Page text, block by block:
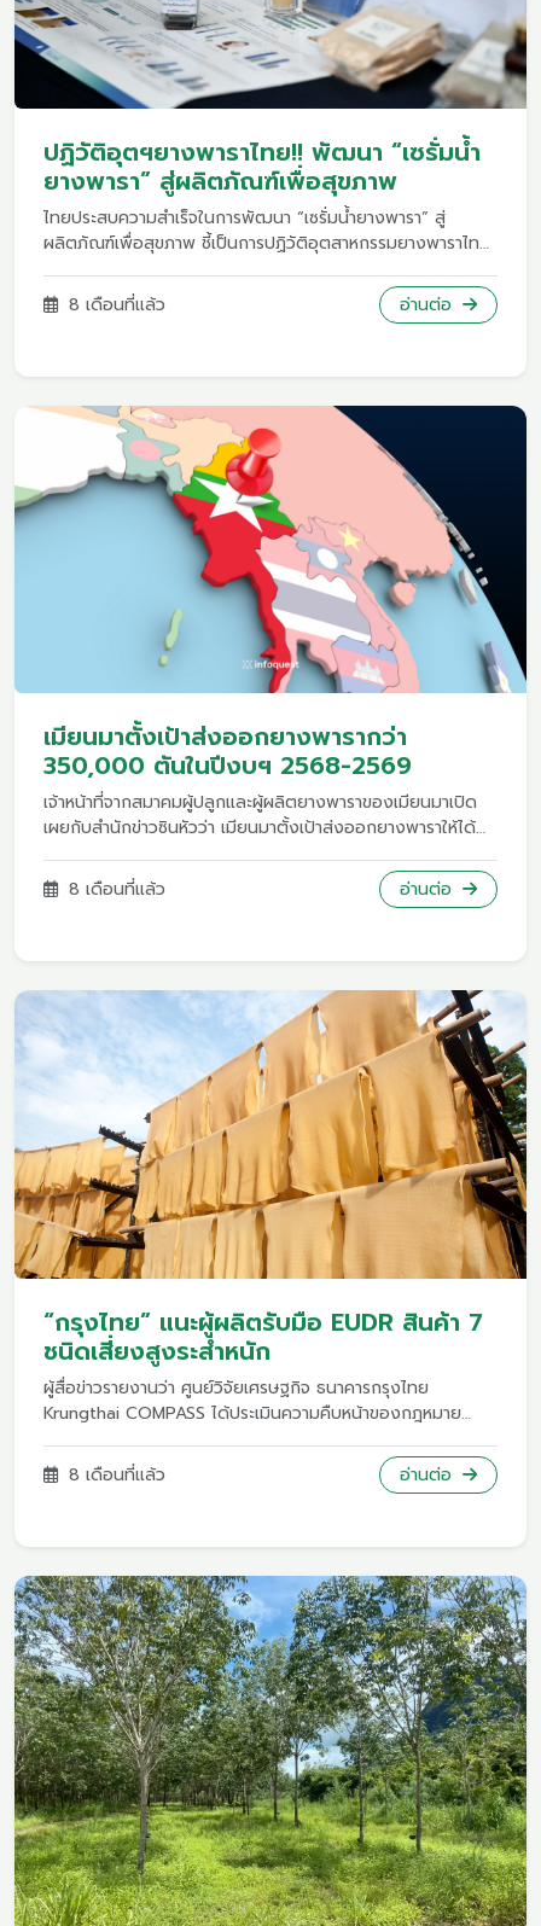
ปฏิวัติอุตฯยางพาราไทย!! พัฒนา “เซรั่มน้ำ
ยางพารา” สู่ผลิตภัณฑ์เพื่อสุขภาพ
ไทยประสบความสำเร็จในการพัฒนา “เซรั่มน้ำยางพารา” สู่
ผลิตภัณฑ์เพื่อสุขภาพ ชี้เป็นการปฏิวัติอุตสาหกรรมยางพาราไทย
1,000 ล้านบาท/ปีน.ส.ศุภมาส อิศรภักดี รมว.อุดมศึกษา
วิทยาศาสตร์ วิจัย และนวัตกรรม (อว.) เปิดเผยว่า การใช้เซรั่มน้ำ
โดยผลิตภัณฑ์นี้ สามารถเพิ่มมูลค่าผลิตภัณฑ์จากเดิมได้ไม่น้อย
กว่า 100 เท่า สามารถเพิ่มมูลค่าราคายางพาราแก่ผู้ประกอบการ
ได้มากขึ้น คาดว่าจะสามารถเพิ่มมูลค่าทางเศรษฐกิจแก่ภูมิภาค ได้
ไม่น้อยกว่า 500 ล้านบาทในปี 2570 ทั้งยังส่งผลให้เกิด
นวัตกรรมและสิทธิบัตรนานาชาติเกี่ยวกับเทคโนโลยี การสกัดสาร
ที่มีฤทธิ์ทางชีวภาพมูลค่าสูงหลายรายการ
8 เดือนที่แล้ว อ่านต่อ
เมียนมาตั้งเป้าส่งออกยางพารากว่า
350,000 ตันในปีงบฯ 2568-2569
เจ้าหน้าที่จากสมาคมผู้ปลูกและผู้ผลิตยางพาราของเมียนมาเปิด
เผยกับสำนักข่าวซินหัวว่า เมียนมาตั้งเป้าส่งออกยางพาราให้ได้
350,000 – 380,000 ตันในปีงบประมาณ 2568-2569
(เมษายน 2568 – มีนาคม 2569)ข้อมูลจากสำนักข่าวโกลบอล
นิว ไลท์ ออฟ เมียนมาซึ่งเป็นสื่อของรัฐบาลเมียนมา ระบุว่า ใน
300,000 ตัน ทำรายได้ให้กับเมียนมาเกือบ 500 ล้านดอลลาร์
8 เดือนที่แล้ว อ่านต่อ
“กรุงไทย” แนะผู้ผลิตรับมือ EUDR สินค้า 7
ชนิดเสี่ยงสูงระส่ำหนัก
ผู้สื่อข่าวรายงานว่า ศูนย์วิจัยเศรษฐกิจ ธนาคารกรุงไทย
Krungthai COMPASS ได้ประเมินความคืบหน้าของกฎหมาย
ที่จะมีผลในทางปฏิบัติวันที่ 30 ธ.ค.นี้ โดยมีผลบังคับใช้ในสินค้า 7
ชนิด ได้แก่ วัว กาแฟ โกโก้ ถั่วเหลือง ปาล์มน้ำมัน ยางพารา และ
การในสินค้าอีก 6 ชนิดทั้งนี้ ผู้ประกอบการยางไทย อาจได้รับ
ผลกระทบจากการส่งผ่านต้นทุนของผู้นำเข้าฝั่ง อียูสูงสุดถึง
4.3% ของมูลค่าส่งออกสินค้าภายใต้มาตรการ คิดเป็น 64 ล้าน
เหรียญสหรัฐฯต่อปี หรือ 2,340 ล้านบาทต่อปี และอาจส่งผลต่อ
ปริมาณการส่งออกยางของไทยไปอียู และภาพรวม หากไทยถูก
ระบุว่าเป็นประเทศที่มีความเสี่ยงสูงในการบุกรุกพื้นที่ป่าไม้ จึงขอ
แนะนำผู้ประกอบการยางพาราควรเริ่มปฏิบัติตามข้อกำหนดของ
มาตรการ EUDR เพื่อลดผลกระทบที่จะเกิดขึ้น เช่น มีเอกสารสิทธิ
ถูกต้องตามกฎหมายที่ดิน รับซื้อยางพาราที่ตรวจสอบย้อนกลับ
ได้.
8 เดือนที่แล้ว อ่านต่อ